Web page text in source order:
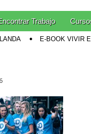
Trabajo
E-BOOK VIVIR